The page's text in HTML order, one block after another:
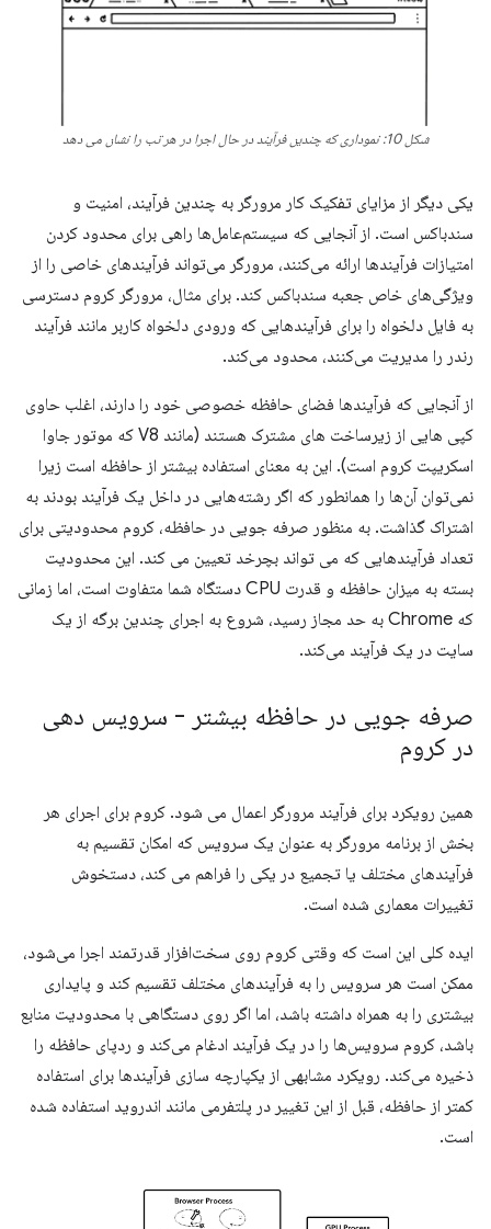
شکل 10: نموداری که چندین فرآیند در حال اجرا در هر تب را نشان می دهد
یکی دیگر از مزایای تفکیک کار مرورگر به چندین فرآیند، امنیت و
سندباکس است. از آنجایی که سیستم‌عامل‌ها راهی برای محدود کردن
امتیازات فرآیندها ارائه می‌کنند، مرورگر می‌تواند فرآیندهای خاصی را از
ویژگی‌های خاص جعبه سندباکس کند. برای مثال، مرورگر کروم دسترسی
به فایل دلخواه را برای فرآیندهایی که ورودی دلخواه کاربر مانند فرآیند
رندر را مدیریت می‌کنند، محدود می‌کند.
از آنجایی که فرآیندها فضای حافظه خصوصی خود را دارند، اغلب حاوی
کپی هایی از زیرساخت های مشترک هستند (مانند V8 که موتور جاوا
اسکریپت کروم است). این به معنای استفاده بیشتر از حافظه است زیرا
نمی‌توان آن‌ها را همانطور که اگر رشته‌هایی در داخل یک فرآیند بودند به
اشتراک گذاشت. به منظور صرفه جویی در حافظه، کروم محدودیتی برای
تعداد فرآیندهایی که می تواند بچرخد تعیین می کند. این محدودیت
بسته به میزان حافظه و قدرت CPU دستگاه شما متفاوت است، اما زمانی
که Chrome به حد مجاز رسید، شروع به اجرای چندین برگه از یک
سایت در یک فرآیند می‌کند.
صرفه جویی در حافظه بیشتر - سرویس دهی
در کروم
همین رویکرد برای فرآیند مرورگر اعمال می شود. کروم برای اجرای هر
بخش از برنامه مرورگر به عنوان یک سرویس که امکان تقسیم به
فرآیندهای مختلف یا تجمیع در یکی را فراهم می کند، دستخوش
تغییرات معماری شده است.
ایده کلی این است که وقتی کروم روی سخت‌افزار قدرتمند اجرا می‌شود،
ممکن است هر سرویس را به فرآیندهای مختلف تقسیم کند و پایداری
بیشتری را به همراه داشته باشد، اما اگر روی دستگاهی با محدودیت منابع
باشد، کروم سرویس‌ها را در یک فرآیند ادغام می‌کند و ردپای حافظه را
ذخیره می‌کند. رویکرد مشابهی از یکپارچه سازی فرآیندها برای استفاده
کمتر از حافظه، قبل از این تغییر در پلتفرمی مانند اندروید استفاده شده
است.